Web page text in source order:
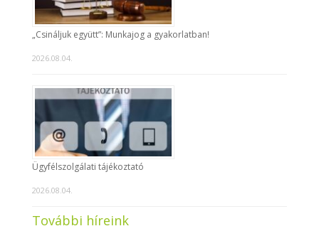
„Csináljuk együtt”: Munkajog a gyakorlatban!
2026.08.04.
Ügyfélszolgálati tájékoztató
2026.08.04.
További híreink